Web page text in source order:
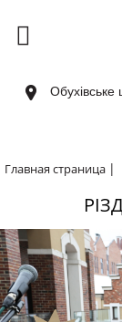
Обухівське
Главная страница |